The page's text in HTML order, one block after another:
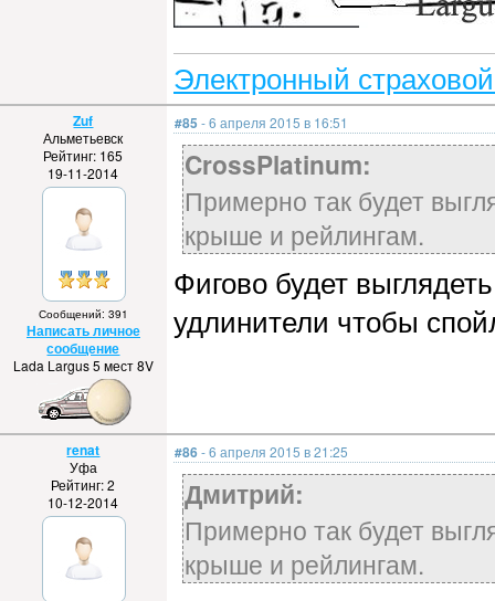
Электронный
Zuf
Альметьевск
Рейтинг: 165
19-11-2014
Сообщений: 391
Написать личное
сообщение
Lada Largus 5 мест 8V
#85 - 6 апреля 2015 в 16:51
CrossPlatinum:
Примерно так будет
крыше и рейлингам.
Фигово будет
удлинители чтобы
renat
Уфа
Рейтинг: 2
10-12-2014
#86- 6 апреля 2015 в 21:25
Дмитрий:
Примерно так будет
крыше и рейлингам.